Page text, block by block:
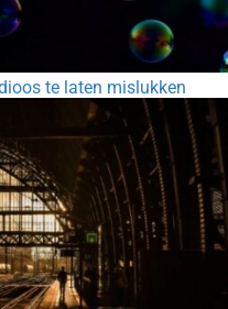
te laten mislukken